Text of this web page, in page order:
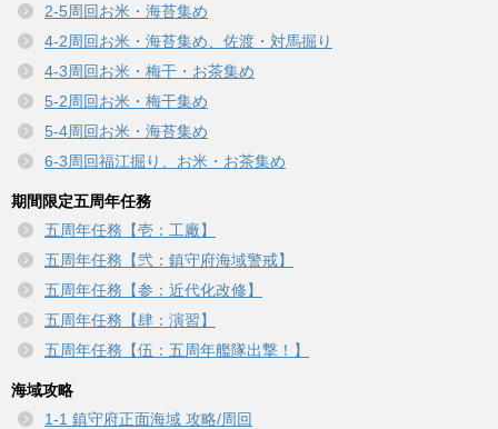
2-5周回お米・海苔集め
4-2周回お米・海苔集め、佐渡・対馬掘り
4-3周回お米・梅干・お茶集め
5-2周回お米・梅干集め
5-4周回お米・海苔集め
6-3周回福江掘り、お米・お茶集め
期間限定五周年任務
五周年任務【壱：工廠】
五周年任務【弐：鎮守府海域警戒】
五周年任務【参：近代化改修】
五周年任務【肆：演習】
五周年任務【伍：五周年艦隊出撃！】
海域攻略
1-1 鎮守府正面海域 攻略/周回